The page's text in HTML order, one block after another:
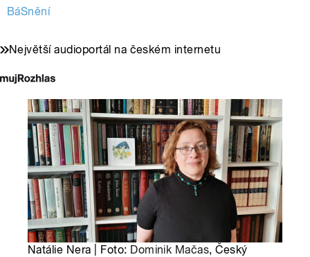
BáSnění
Největší audioportál na českém internetu
Natálie Nera | Foto: Dominik Mačas, Český